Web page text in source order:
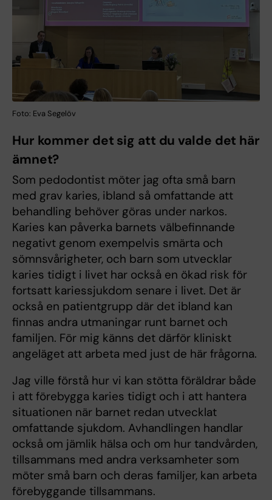
Foto: Eva Segelöv
Hur kommer det sig att du valde det här
ämnet?
Som pedodontist möter jag ofta små barn
med grav karies, ibland så omfattande att
behandling behöver göras under narkos.
Karies kan påverka barnets välbefinnande
negativt genom exempelvis smärta och
sömnsvårigheter, och barn som utvecklar
karies tidigt i livet har också en ökad risk för
fortsatt kariessjukdom senare i livet. Det är
också en patientgrupp där det ibland kan
finnas andra utmaningar runt barnet och
familjen. För mig känns det därför kliniskt
angeläget att arbeta med just de här frågorna.
Jag ville förstå hur vi kan stötta föräldrar både
i att förebygga karies tidigt och i att hantera
situationen när barnet redan utvecklat
omfattande sjukdom. Avhandlingen handlar
också om jämlik hälsa och om hur tandvården,
tillsammans med andra verksamheter som
möter små barn och deras familjer, kan arbeta
förebyggande tillsammans.